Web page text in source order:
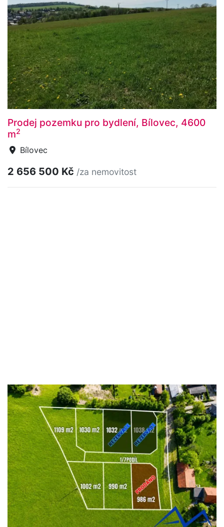
Prodej pozemku pro bydlení, Bílovec, 4600
m2
Bílovec
2 656 500 Kč /za nemovitost